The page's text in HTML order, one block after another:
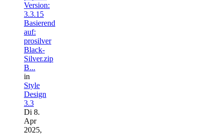
Version:
3.3.15
Basierend
auf:
prosilver
Black-
Silver.zip
B...
in
Style
Design
3.3
Di 8.
Apr
2025,